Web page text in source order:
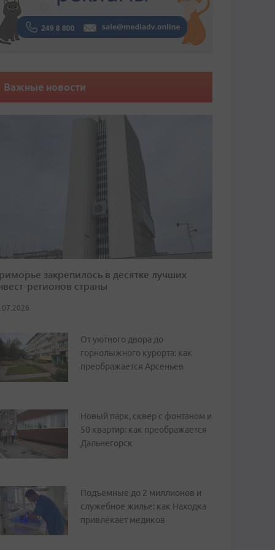
Важные новости
закрепилось в десятке лучших
регионов страны
От уютного двора до
горнолыжного курорта: как
преображается Арсеньев
Новый парк, сквер с фонтаном и
50 квартир: как преображается
Дальнегорск
Подъемные до 2 миллионов и
служебное жилье: как Находка
привлекает медиков